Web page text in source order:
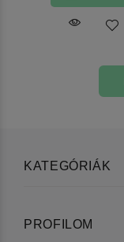
KATEGÓRIÁK
PROFILOM